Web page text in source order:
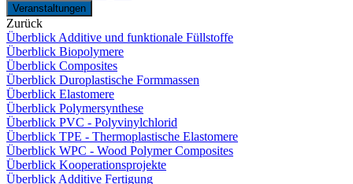
Veranstaltungen
Zurück
Überblick Additive und funktionale Füllstoffe
Überblick Biopolymere
Überblick Composites
Überblick Duroplastische Formmassen
Überblick Elastomere
Überblick Polymersynthese
Überblick PVC - Polyvinylchlorid
Überblick TPE - Thermoplastische Elastomere
Überblick WPC - Wood Polymer Composites
Überblick Kooperationsprojekte
Überblick Additive Fertigung